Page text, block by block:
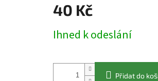
40 Kč
cena:
Ihned k odeslání
Přidat do